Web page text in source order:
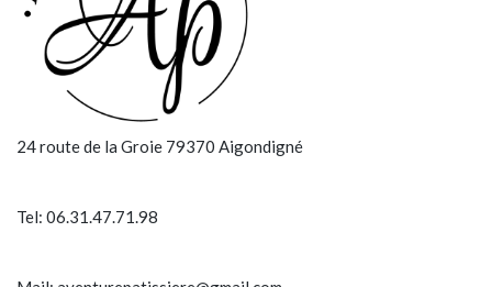
24 route de la Groie 79370 Aigondigné
Tel: 06.31.47.71.98